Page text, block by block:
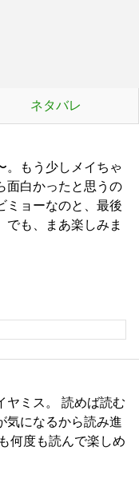
ネタバレ
。もう少しメイちゃ
面白かったと思うの
ミョーなのと、最後
でも、まあ楽しみま
ヤミス。 読めば読む
気になるから読み進
何度も読んで楽しめ